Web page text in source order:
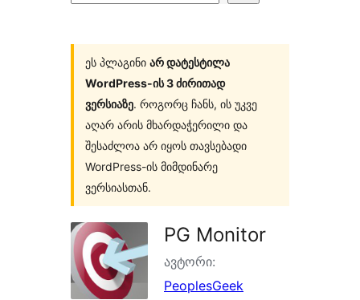
ეს პლაგინი არ დატესტილა
WordPress-ის 3 ძირითად
ვერსიაზე. როგორც ჩანს, ის უკვე
აღარ არის მხარდაჭერილი და
შესაძლოა არ იყოს თავსებადი
WordPress-ის მიმდინარე
ვერსიასთან.
PG Monitor
ავტორი:
PeoplesGeek